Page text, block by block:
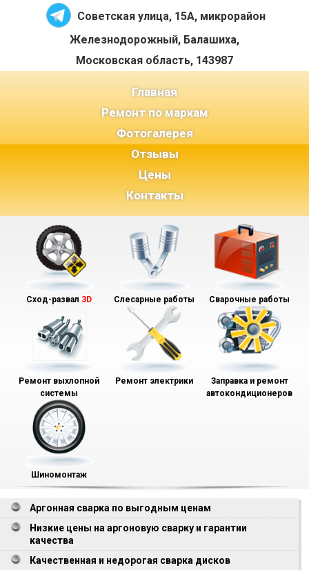
Советская улица, 15А, микрорайон
Железнодорожный, Балашиха,
Московская область, 143987
Главная(current)
Ремонт по маркам
Фотогалерея
Отзывы
Цены
Контакты
Сход-развал 3D Слесарные работы Сварочные работы
Ремонт выхлопной
системы
Ремонт электрики
Заправка и ремонт
автокондиционеров
Шиномонтаж
Аргонная сварка по выгодным ценам
Низкие цены на аргоновую сварку и гарантии
качества
Качественная и недорогая сварка дисков